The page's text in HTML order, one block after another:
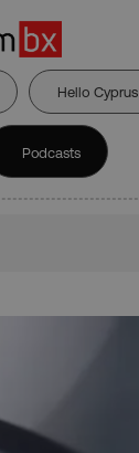
Hello Cyprus
Podcasts